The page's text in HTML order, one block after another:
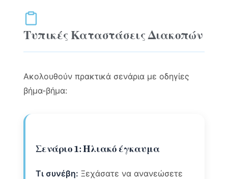
Τυπικές Καταστάσεις Διακοπών
Ακολουθούν πρακτικά σενάρια με οδηγίες
βήμα-βήμα:
Σενάριο 1: Ηλιακό έγκαυμα
Τι συνέβη: Ξεχάσατε να ανανεώσετε